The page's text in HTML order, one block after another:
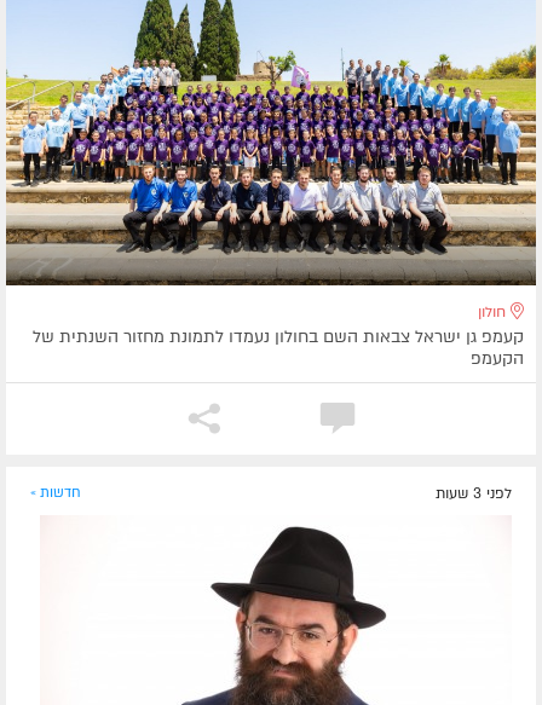
חולון
קעמפ גן ישראל צבאות השם בחולון נעמדו לתמונת מחזור השנתית של
הקעמפ
לפני 3 שעות חדשות »